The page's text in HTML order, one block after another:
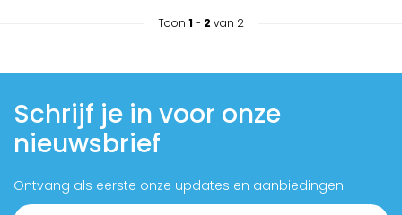
Toon 1- 2 van 2
Schrijf je in voor onze
nieuwsbrief
Ontvang als eerste onze updates en aanbiedingen!